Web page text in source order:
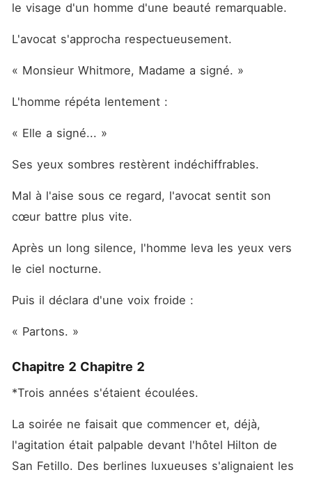
le visage d'un homme d'une beauté remarquable.
L'avocat s'approcha respectueusement.
« Monsieur Whitmore, Madame a signé. »
L'homme répéta lentement :
« Elle a signé... »
Ses yeux sombres restèrent indéchiffrables.
Mal à l'aise sous ce regard, l'avocat sentit son
cœur battre plus vite.
Après un long silence, l'homme leva les yeux vers
le ciel nocturne.
Puis il déclara d'une voix froide :
« Partons. »
Chapitre 2 Chapitre 2
*Trois années s'étaient écoulées.
La soirée ne faisait que commencer et, déjà,
l'agitation était palpable devant l'hôtel Hilton de
San Fetillo. Des berlines luxueuses s'alignaient les